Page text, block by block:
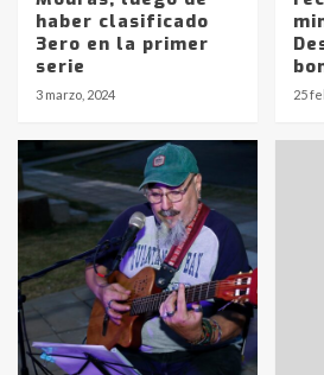
haber clasificado
3ero en la primer
serie
3 marzo, 2024 25
pampeanos que
protagonistas del
en la mañana del
4
Accidente en Ruta
joven de Trenque
5
Los precios de los
La Pampa, desde
entre 857 a 1338